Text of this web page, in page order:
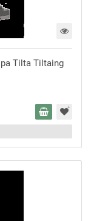
Tilta Tiltaing